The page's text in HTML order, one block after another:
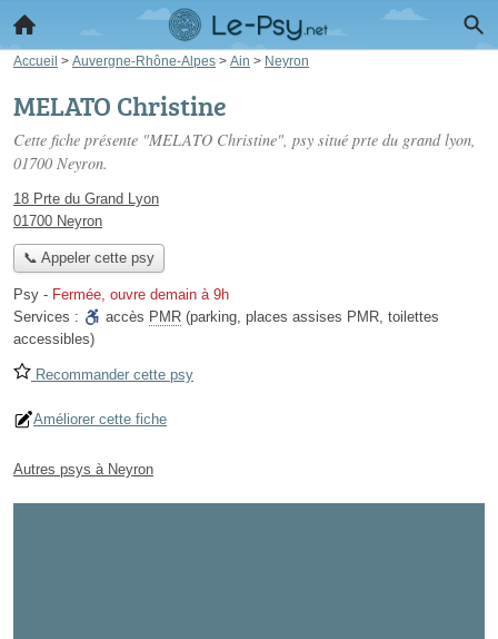
Accueil > Auvergne-Rhône-Alpes > Ain > Neyron
MELATO Christine
Cette fiche présente "MELATO Christine", psy situé prte du grand lyon,
01700 Neyron.
18 Prte du Grand Lyon
01700 Neyron
📞 Appeler cette psy
Psy - Fermée, ouvre demain à 9h
Services :
accès PMR (parking, places assises PMR, toilettes
accessibles)
Recommander cette psy
Améliorer cette fiche
Autres psys à Neyron